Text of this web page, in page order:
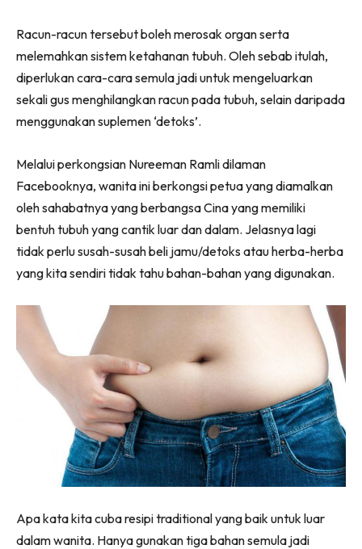
Racun-racun tersebut boleh merosak organ serta
melemahkan sistem ketahanan tubuh. Oleh sebab itulah,
diperlukan cara-cara semula jadi untuk mengeluarkan
sekali gus menghilangkan racun pada tubuh, selain daripada
menggunakan suplemen ‘detoks’.
Melalui perkongsian Nureeman Ramli dilaman
Facebooknya, wanita ini berkongsi petua yang diamalkan
oleh sahabatnya yang berbangsa Cina yang memiliki
bentuh tubuh yang cantik luar dan dalam. Jelasnya lagi
tidak perlu susah-susah beli jamu/detoks atau herba-herba
yang kita sendiri tidak tahu bahan-bahan yang digunakan.
Apa kata kita cuba resipi traditional yang baik untuk luar
dalam wanita. Hanya gunakan tiga bahan semula jadi